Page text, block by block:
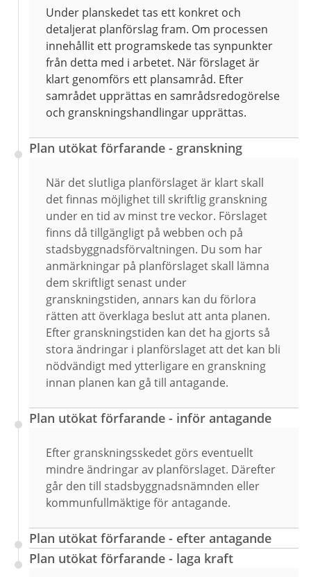
Under planskedet tas ett konkret och
detaljerat planförslag fram. Om processen
innehållit ett programskede tas synpunkter
från detta med i arbetet. När förslaget är
klart genomförs ett plansamråd. Efter
samrådet upprättas en samrådsredogörelse
och granskningshandlingar upprättas.
Plan utökat förfarande - granskning
När det slutliga planförslaget är klart skall
det finnas möjlighet till skriftlig granskning
under en tid av minst tre veckor. Förslaget
finns då tillgängligt på webben och på
stadsbyggnadsförvaltningen. Du som har
anmärkningar på planförslaget skall lämna
dem skriftligt senast under
granskningstiden, annars kan du förlora
rätten att överklaga beslut att anta planen.
Efter granskningstiden kan det ha gjorts så
stora ändringar i planförslaget att det kan bli
nödvändigt med ytterligare en granskning
innan planen kan gå till antagande.
Plan utökat förfarande - inför antagande
Efter granskningsskedet görs eventuellt
mindre ändringar av planförslaget. Därefter
går den till stadsbyggnadsnämnden eller
kommunfullmäktige för antagande.
Plan utökat förfarande - efter antagande
Plan utökat förfarande - laga kraft